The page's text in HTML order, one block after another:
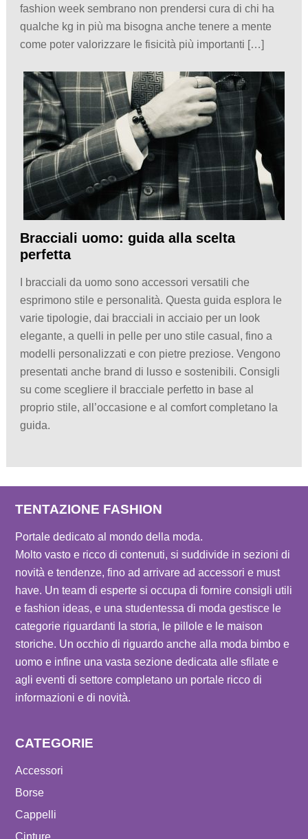
fashion week sembrano non prendersi cura di chi ha
qualche kg in più ma bisogna anche tenere a mente
come poter valorizzare le fisicità più importanti […]
Bracciali uomo: guida alla scelta
perfetta
I bracciali da uomo sono accessori versatili che
esprimono stile e personalità. Questa guida esplora le
varie tipologie, dai bracciali in acciaio per un look
elegante, a quelli in pelle per uno stile casual, fino a
modelli personalizzati e con pietre preziose. Vengono
presentati anche brand di lusso e sostenibili. Consigli
su come scegliere il bracciale perfetto in base al
proprio stile, all’occasione e al comfort completano la
guida.
TENTAZIONE FASHION
Portale dedicato al mondo della moda.
Molto vasto e ricco di contenuti, si suddivide in sezioni di
novità e tendenze, fino ad arrivare ad accessori e must
have. Un team di esperte si occupa di fornire consigli utili
e fashion ideas, e una studentessa di moda gestisce le
categorie riguardanti la storia, le pillole e le maison
storiche. Un occhio di riguardo anche alla moda bimbo e
uomo e infine una vasta sezione dedicata alle sfilate e
agli eventi di settore completano un portale ricco di
informazioni e di novità.
CATEGORIE
Accessori
Borse
Cappelli